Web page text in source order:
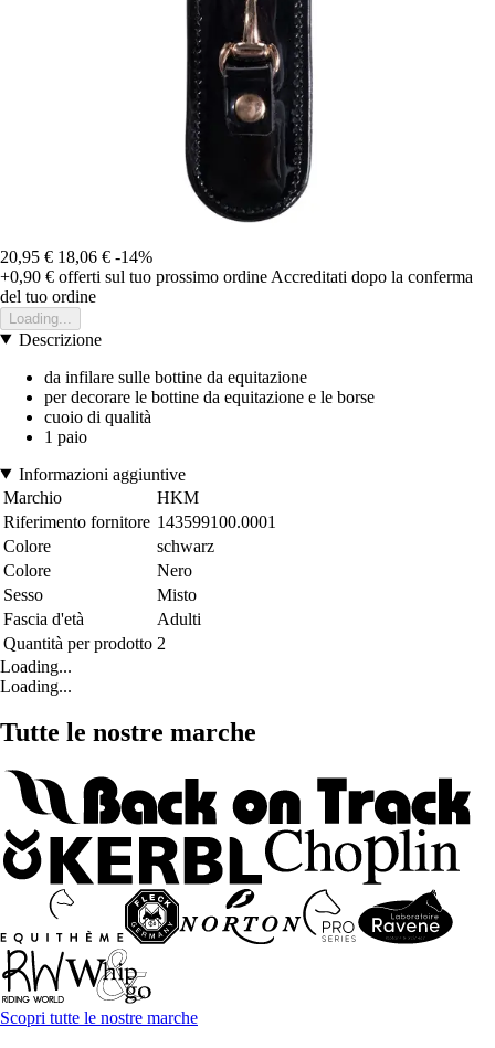
20,95 € 18,06 € -14%
+0,90 € offerti sul tuo prossimo ordine Accreditati dopo la conferma
del tuo ordine
Loading...
Descrizione
da infilare sulle bottine da equitazione
per decorare le bottine da equitazione e le borse
cuoio di qualità
1 paio
Informazioni aggiuntive
Marchio
HKM
Riferimento fornitore 143599100.0001
Colore
schwarz
Colore
Nero
Sesso
Misto
Fascia d'età
Adulti
Quantità per prodotto 2
Loading...
Loading...
Tutte le nostre marche
Scopri tutte le nostre marche